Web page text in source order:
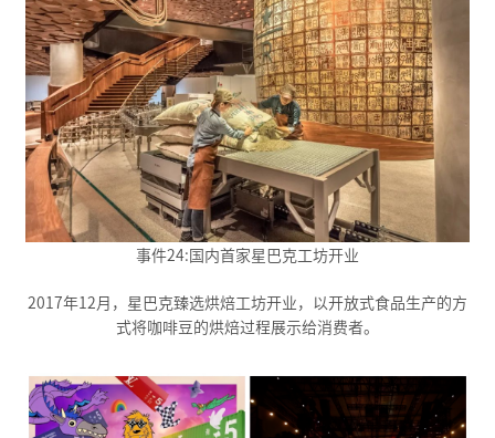
事件24:国内首家星巴克工坊开业
2017年12月，星巴克臻选烘焙工坊开业，以开放式食品生产的方
式将咖啡豆的烘焙过程展示给消费者。